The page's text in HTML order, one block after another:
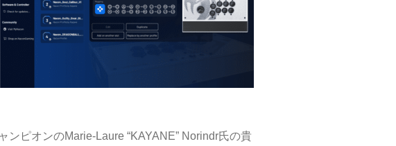
ピオンのMarie-Laure “KAYANE” Norindr氏の貴